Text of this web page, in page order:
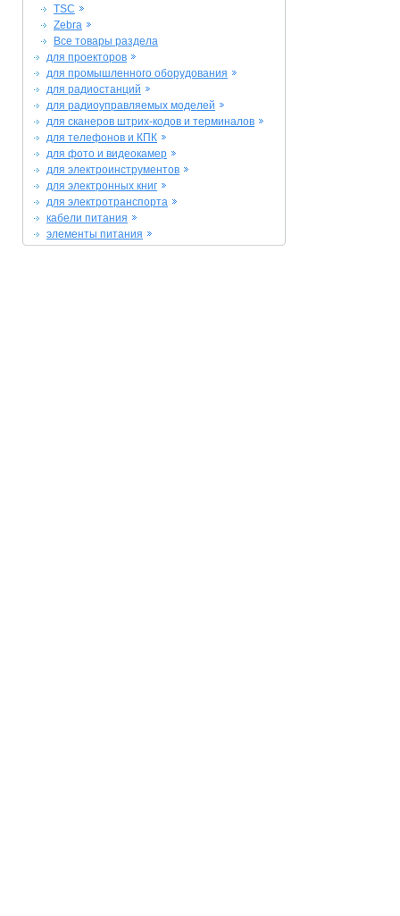
TSC
Zebra
Все товары раздела
для проекторов
для промышленного оборудования
для радиостанций
для радиоуправляемых моделей
для сканеров штрих-кодов и терминалов
для телефонов и КПК
для фото и видеокамер
для электроинструментов
для электронных книг
для электротранспорта
кабели питания
элементы питания